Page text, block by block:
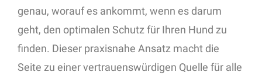
genau, worauf es ankommt, wenn es darum
geht, den optimalen Schutz für Ihren Hund zu
finden. Dieser praxisnahe Ansatz macht die
Seite zu einer vertrauenswürdigen Quelle für alle